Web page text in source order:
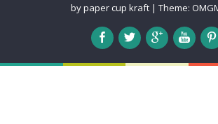
by paper cup kraft | Theme: